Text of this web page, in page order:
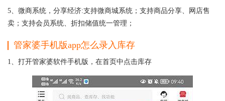
5、微商系统，分享经济:支持微商城系统；支持商品分享、网店售
卖；支持会员系统、折扣储值统一管理；
管家婆手机版app怎么录入库存
1、打开管家婆软件手机版，在首页中点击库存